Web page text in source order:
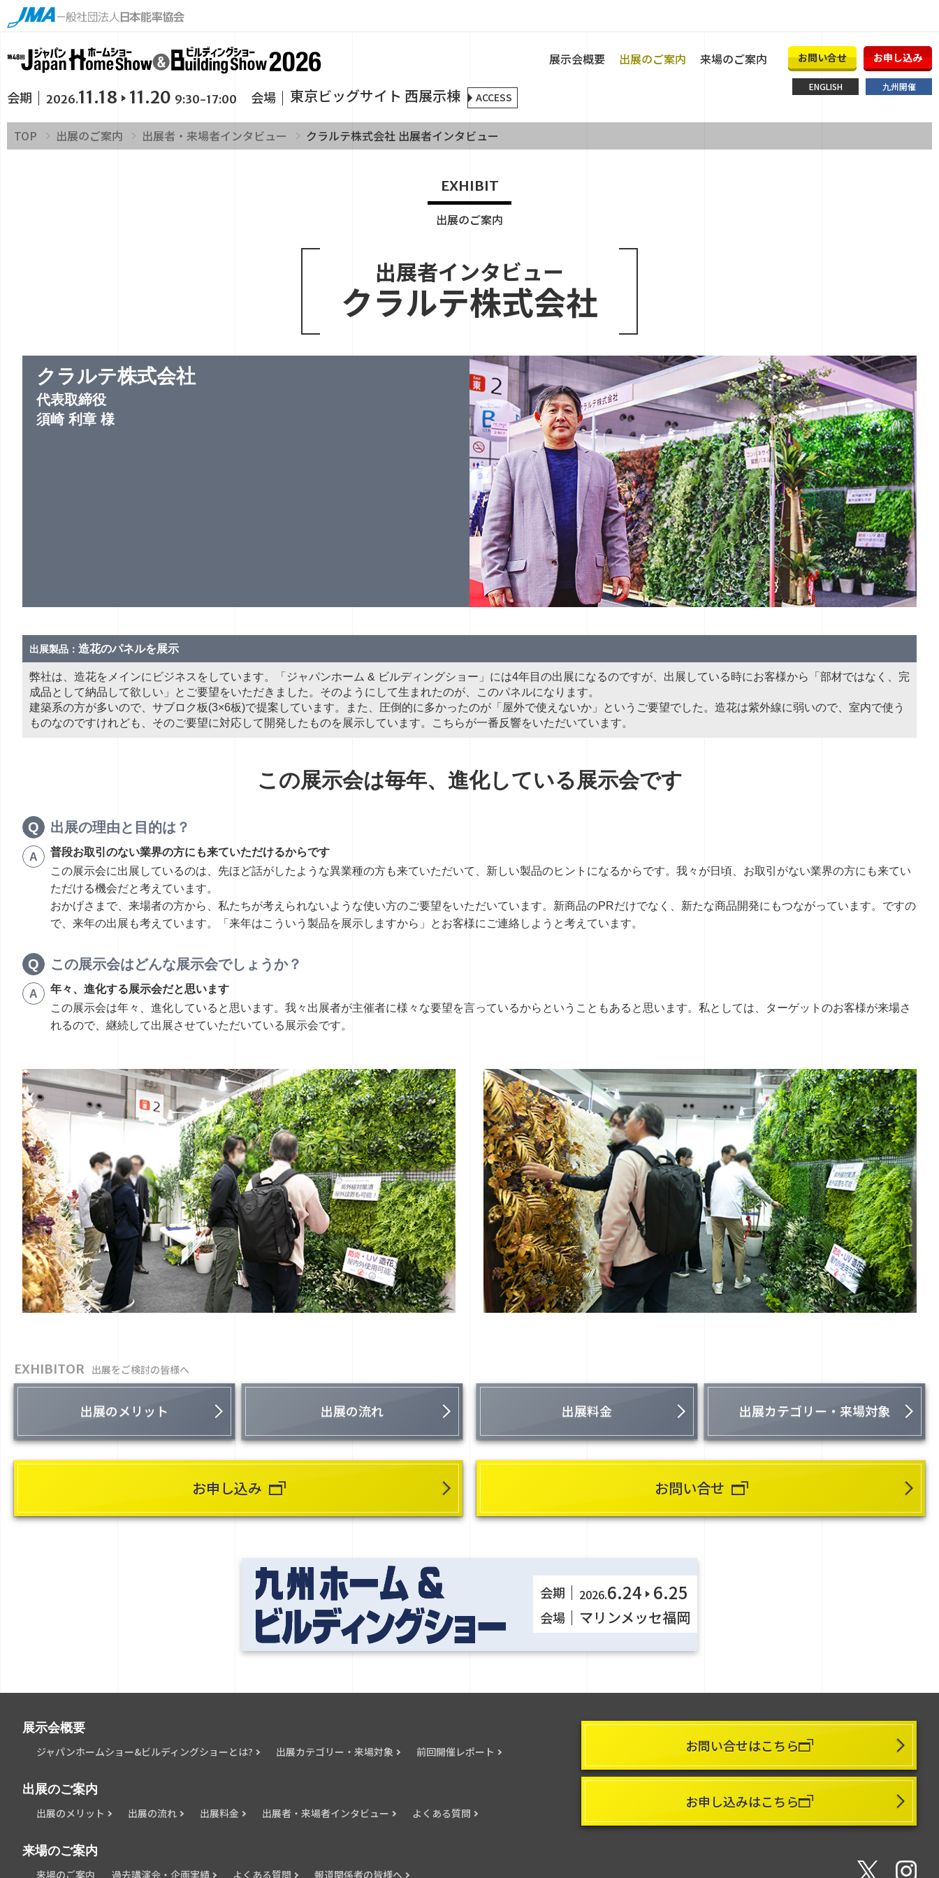
会期 2026.11.18 11.20 9:30-17:00 会場 東京ビッグサイト 西展示棟 ACCESS
展示会概要 出展のご案内 来場のご案内 お問い合せ お申し込み
ENGLISH 九州開催
TOP 出展のご案内 出展者・来場者インタビュー クラルテ株式会社 出展者インタビュー
EXHIBIT
出展のご案内
出展者インタビュー
クラルテ株式会社
クラルテ株式会社
代表取締役
須崎 利章 様
出展製品： 造花のパネルを展示
弊社は、造花をメインにビジネスをしています。「ジャパンホーム & ビルディングショー」には4年目の出展になるのですが、出展している時にお客様から「部材ではなく、完
成品として納品して欲しい」とご要望をいただきました。そのようにして生まれたのが、このパネルになります。
建築系の方が多いので、サブロク板(3×6板)で提案しています。また、圧倒的に多かったのが「屋外で使えないか」というご要望でした。造花は紫外線に弱いので、室内で使う
ものなのですけれども、そのご要望に対応して開発したものを展示しています。こちらが一番反響をいただいています。
この展示会は毎年、進化している展示会です
出展の理由と目的は？
普段お取引のない業界の方にも来ていただけるからです
この展示会に出展しているのは、先ほど話がしたような異業種の方も来ていただいて、新しい製品のヒントになるからです。我々が日頃、お取引がない業界の方にも来てい
ただける機会だと考えています。
おかげさまで、来場者の方から、私たちが考えられないような使い方のご要望をいただいています。新商品のPRだけでなく、新たな商品開発にもつながっています。ですの
で、来年の出展も考えています。「来年はこういう製品を展示しますから」とお客様にご連絡しようと考えています。
この展示会はどんな展示会でしょうか？
年々、進化する展示会だと思います
この展示会は年々、進化していると思います。我々出展者が主催者に様々な要望を言っているからということもあると思います。私としては、ターゲットのお客様が来場さ
れるので、継続して出展させていただいている展示会です。
EXHIBITOR 出展をご検討の皆様へ
出展のメリット 出展の流れ 出展料金 出展カテゴリー・来場対象
お申し込み お問い合せ
会期 2026.6.24 6.25
会場 マリンメッセ福岡
お問い合せはこちら
お申し込みはこちら
展示会概要
ジャパンホームショー&ビルディングショーとは?
出展カテゴリー・来場対象 前回開催レポート
出展のご案内
出展のメリット
出展の流れ 出展料金 出展者・来場者インタビュー よくある質問
来場のご案内
来場のご案内
過去講演会・企画実績 よくある質問 報道関係者の皆様へ